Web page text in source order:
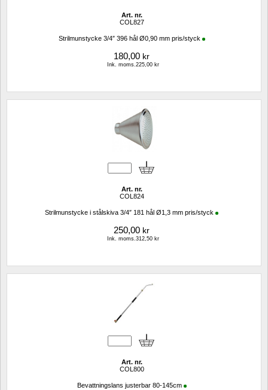
Art. nr.
COL827
Strilmunstycke 3/4″ 396 hål Ø0,90 mm pris/styck
180,00 kr
Ink. moms.225,00 kr
Art. nr.
COL824
Strilmunstycke i stålskiva 3/4″ 181 hål Ø1,3 mm pris/styck
250,00 kr
Ink. moms.312,50 kr
Art. nr.
COL800
Bevattningslans justerbar 80-145cm